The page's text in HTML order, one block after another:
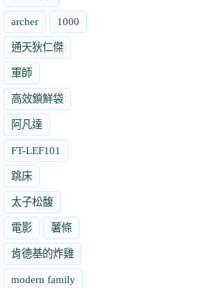
archer 1000
通天狄仁傑
軍師
高效鎖鮮袋
阿凡達
FT-LEF101
跳床
太子松馥
電影 薯條
肯德基的炸雞
modern family